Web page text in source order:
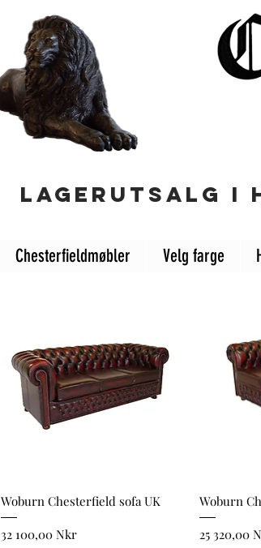
LAGERUTSALG I
Chesterfieldmøbler Velg farge
Snabbvisning
Woburn Chesterfield sofa UK
Pris
32 100,00 Nkr
Woburn
Pris
25 320,00